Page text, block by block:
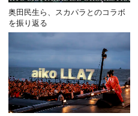
奥田民生ら、スカパラとのコラボ
を振り返る